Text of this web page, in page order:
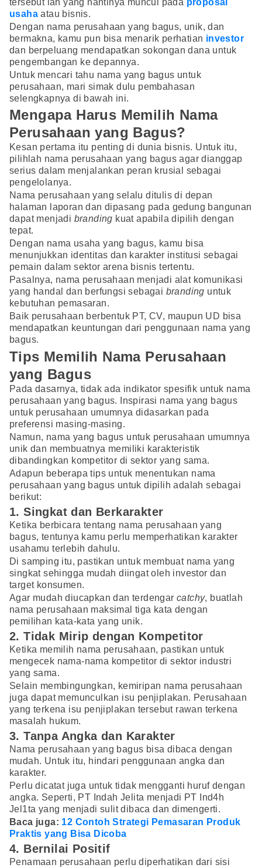
tersebut lah yang nantinya muncul pada proposal
usaha atau bisnis.
Dengan nama perusahaan yang bagus, unik, dan
bermakna, kamu pun bisa menarik perhatian investor
dan berpeluang mendapatkan sokongan dana untuk
pengembangan ke depannya.
Untuk mencari tahu nama yang bagus untuk
perusahaan, mari simak dulu pembahasan
selengkapnya di bawah ini.
Mengapa Harus Memilih Nama
Perusahaan yang Bagus?
Kesan pertama itu penting di dunia bisnis. Untuk itu,
pilihlah nama perusahaan yang bagus agar dianggap
serius dalam menjalankan peran krusial sebagai
pengelolanya.
Nama perusahaan yang selalu ditulis di depan
halaman laporan dan dipasang pada gedung bangunan
dapat menjadi branding kuat apabila dipilih dengan
tepat.
Dengan nama usaha yang bagus, kamu bisa
menunjukkan identitas dan karakter institusi sebagai
pemain dalam sektor arena bisnis tertentu.
Pasalnya, nama perusahaan menjadi alat komunikasi
yang handal dan berfungsi sebagai branding untuk
kebutuhan pemasaran.
Baik perusahaan berbentuk PT, CV, maupun UD bisa
mendapatkan keuntungan dari penggunaan nama yang
bagus.
Tips Memilih Nama Perusahaan
yang Bagus
Pada dasarnya, tidak ada indikator spesifik untuk nama
perusahaan yang bagus. Inspirasi nama yang bagus
untuk perusahaan umumnya didasarkan pada
preferensi masing-masing.
Namun, nama yang bagus untuk perusahaan umumnya
unik dan membuatnya memiliki karakteristik
dibandingkan kompetitor di sektor yang sama.
Adapun beberapa tips untuk menentukan nama
perusahaan yang bagus untuk dipilih adalah sebagai
berikut:
1. Singkat dan Berkarakter
Ketika berbicara tentang nama perusahaan yang
bagus, tentunya kamu perlu memperhatikan karakter
usahamu terlebih dahulu.
Di samping itu, pastikan untuk membuat nama yang
singkat sehingga mudah diingat oleh investor dan
target konsumen.
Agar mudah diucapkan dan terdengar catchy, buatlah
nama perusahaan maksimal tiga kata dengan
pemilihan kata-kata yang unik.
2. Tidak Mirip dengan Kompetitor
Ketika memilih nama perusahaan, pastikan untuk
mengecek nama-nama kompetitor di sektor industri
yang sama.
Selain membingungkan, kemiripan nama perusahaan
juga dapat memunculkan isu penjiplakan. Perusahaan
yang terkena isu penjiplakan tersebut rawan terkena
masalah hukum.
3. Tanpa Angka dan Karakter
Nama perusahaan yang bagus bisa dibaca dengan
mudah. Untuk itu, hindari penggunaan angka dan
karakter.
Perlu dicatat juga untuk tidak mengganti huruf dengan
angka. Seperti, PT Indah Jelita menjadi PT Ind4h
Jel1ta yang menjadi sulit dibaca dan dimengerti.
Baca juga: 12 Contoh Strategi Pemasaran Produk
Praktis yang Bisa Dicoba
4. Bernilai Positif
Penamaan perusahaan perlu diperhatikan dari sisi